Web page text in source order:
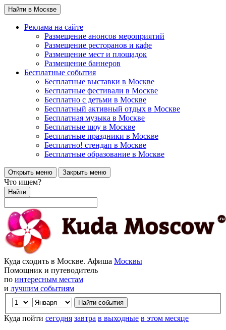
Найти в Москве
Реклама на сайте
Размещение анонсов мероприятий
Размещение ресторанов и кафе
Размещение мест и площадок
Размещение баннеров
Бесплатные события
Бесплатные выставки в Москве
Бесплатные фестивали в Москве
Бесплатно с детьми в Москве
Бесплатный активный отдых в Москве
Бесплатная музыка в Москве
Бесплатные шоу в Москве
Бесплатные праздники в Москве
Бесплатно! стендап в Москве
Бесплатные образование в Москве
Открыть меню Закрыть меню
Что ищем?
Найти
Куда сходить в Москве. Афиша Москвы
Помощник и путеводитель
по интересным местам
и лучшим событиям
Куда пойти сегодня завтра в выходные в этом месяце